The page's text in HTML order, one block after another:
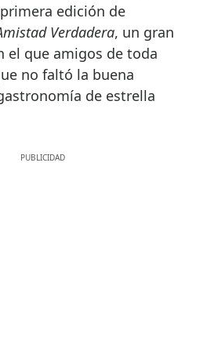
edición de
Verdadera, un gran
el que amigos de toda
no faltó la buena
de estrella